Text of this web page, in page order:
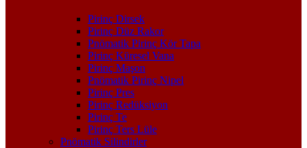
Pirinç Dirsek
Pirinç Düz Rakor
Pnömatik Pirinç Kör Tapa
Pirinç Küresel Vana
Pirinç Maşon
Pnömatik Pirinç Nipel
Pirinç Pres
Pirinç Redüksiyon
Pirinç Te
Pirinç Ters Lüle
Pnömatik Silindirler